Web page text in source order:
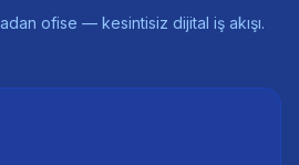
ofise — kesintisiz dijital iş akışı.